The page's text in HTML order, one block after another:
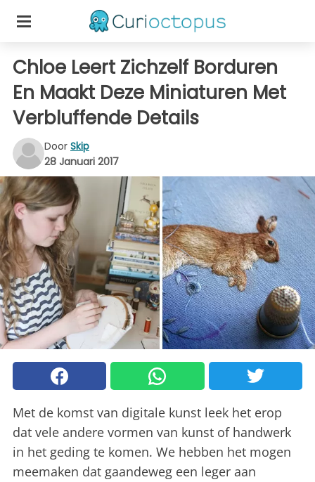
Chloe Leert Zichzelf Borduren
En Maakt Deze Miniaturen Met
Verbluffende Details
Door Skip
28 Januari 2017
Met de komst van digitale kunst leek het erop
dat vele andere vormen van kunst of handwerk
in het geding te komen. We hebben het mogen
meemaken dat gaandeweg een leger aan